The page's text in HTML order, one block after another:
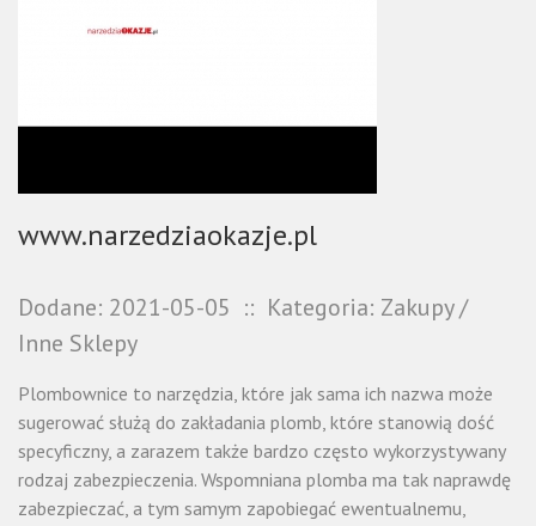
www.narzedziaokazje.pl
Dodane: 2021-05-05 :: Kategoria: Zakupy /
Inne Sklepy
Plombownice to narzędzia, które jak sama ich nazwa może
sugerować służą do zakładania plomb, które stanowią dość
specyficzny, a zarazem także bardzo często wykorzystywany
rodzaj zabezpieczenia. Wspomniana plomba ma tak naprawdę
zabezpieczać, a tym samym zapobiegać ewentualnemu,